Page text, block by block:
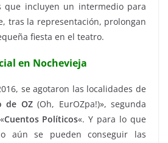
que incluyen un intermedio para
tras la representación, prolongan
fiesta en el teatro.
en Nochevieja
se agotaron las localidades de
de OZ(Oh, EurOZpa!)», segunda
Cuentos Políticos«. Y para lo que
aún se pueden conseguir las